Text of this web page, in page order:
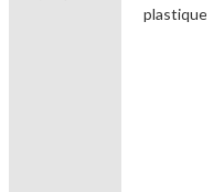
plastique